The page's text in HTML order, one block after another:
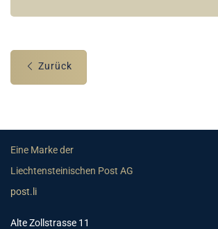
Zurück
Eine Marke der
Liechtensteinischen Post AG
post.li
Alte Zollstrasse 11